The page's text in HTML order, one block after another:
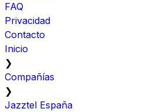
FAQ
Privacidad
Contacto
Inicio
❯
Compañías
❯
Jazztel España